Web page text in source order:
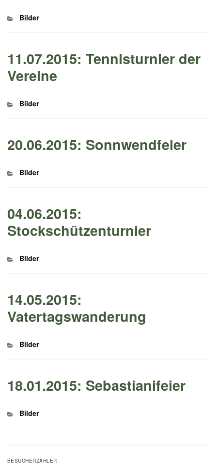
Kategorien
Bilder
11.07.2015: Tennisturnier der
Vereine
Kategorien
Bilder
20.06.2015: Sonnwendfeier
Kategorien
Bilder
04.06.2015:
Stockschützenturnier
Kategorien
Bilder
14.05.2015:
Vatertagswanderung
Kategorien
Bilder
18.01.2015: Sebastianifeier
Kategorien
Bilder
BESUCHERZÄHLER